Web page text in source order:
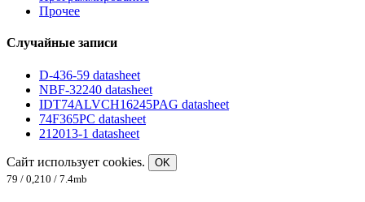
Прочее
Случайные записи
D-436-59 datasheet
NBF-32240 datasheet
IDT74ALVCH16245PAG datasheet
74F365PC datasheet
212013-1 datasheet
Сайт использует cookies.
OK
79 / 0,210 / 7.4mb